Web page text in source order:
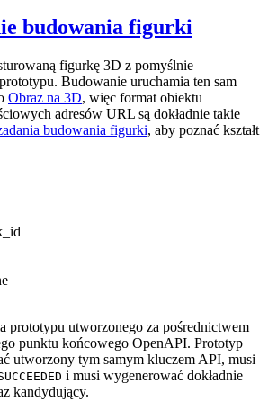
budowania figurki
figurkę 3D z pomyślnie
Budowanie uruchamia ten sam
Obraz na 3D, więc format obiektu
adresów URL są dokładnie takie
budowania figurki, aby poznać kształt
prototypu utworzonego za pośrednictwem
punktu końcowego OpenAPI. Prototyp
utworzony tym samym kluczem API, musi
i musi wygenerować dokładnie
kandydujący.